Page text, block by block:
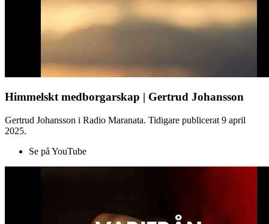
Himmelskt medborgarskap | Gertrud Johansson
Gertrud Johansson i Radio Maranata. Tidigare publicerat 9 april
2025.
Se på YouTube